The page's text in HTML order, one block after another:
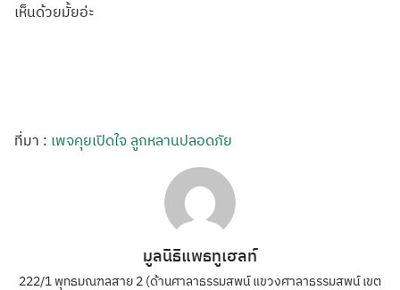
เห็นด้วยมั้ยอ่ะ
ที่มา : เพจคุยเปิดใจ ลูกหลานปลอดภัย
มูลนิธิแพธทูเฮลท์
222/1 พุทธมณฑลสาย 2 (ด้านศาลาธรรมสพน์ แขวงศาลาธรรมสพน์ เขต